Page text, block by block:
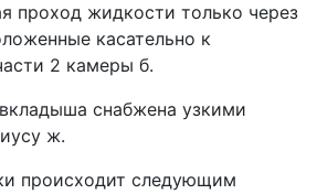
проход жидкости только через
касательно к
2 камеры б.
снабжена узкими
ж.
происходит следующим